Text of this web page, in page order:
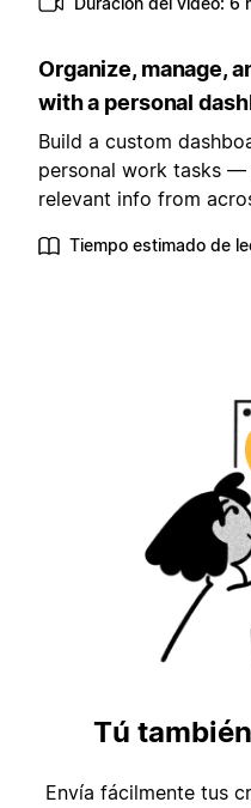
Organize, manage,
with a personal
Build a custom
personal work tasks
relevant info from
Tiempo estimado de
Tú
Envía fácilmente tus